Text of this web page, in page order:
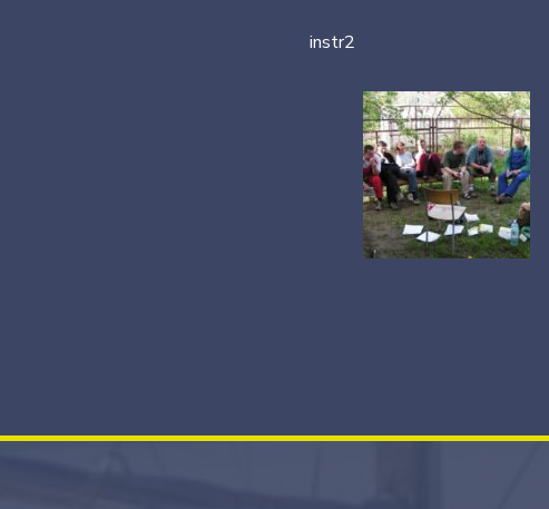
instr2